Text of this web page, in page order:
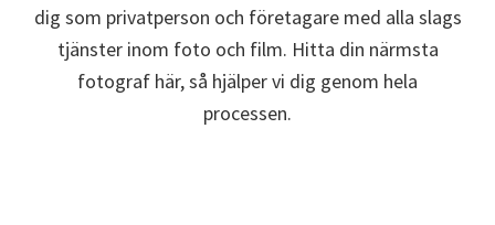
dig som privatperson och företagare med alla slags
tjänster inom foto och film. Hitta din närmsta
fotograf här, så hjälper vi dig genom hela
processen.